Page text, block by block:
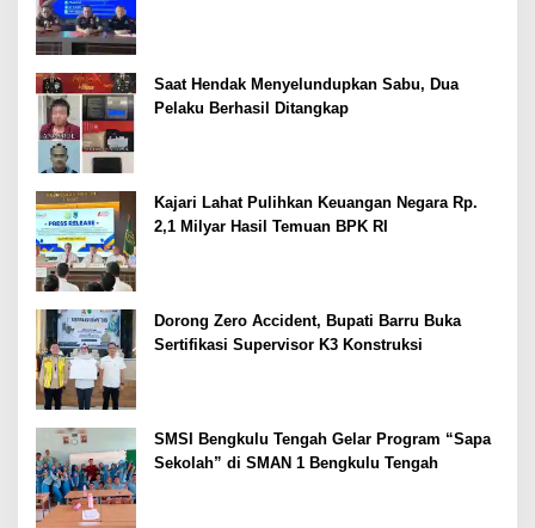
Saat Hendak Menyelundupkan Sabu, Dua
Pelaku Berhasil Ditangkap
Kajari Lahat Pulihkan Keuangan Negara Rp.
2,1 Milyar Hasil Temuan BPK RI
Dorong Zero Accident, Bupati Barru Buka
Sertifikasi Supervisor K3 Konstruksi
SMSI Bengkulu Tengah Gelar Program “Sapa
Sekolah” di SMAN 1 Bengkulu Tengah